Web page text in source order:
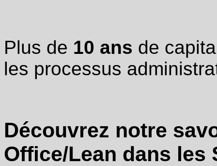
Plus de 10 ans de
les processus
Découvrez notre
Office/Lean dans les